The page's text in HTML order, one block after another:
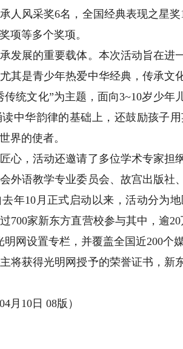
人风采奖6名，全国经典表现之星
项等多个奖项。
展的重要载体。本次活动旨在进
其是青少年热爱中华经典，传承文
统文化”为主题，面向3~10岁少
中华韵律的基础上，还鼓励孩子
界的使者。
，活动还邀请了多位学术专家担
外语教学专业委员会、故宫出版
年10月正式启动以来，活动分为
700家新东方直营校参与其中，逾
网设置专栏，并覆盖全国近200个
获得光明网授予的荣誉证书，新
10日 08版）